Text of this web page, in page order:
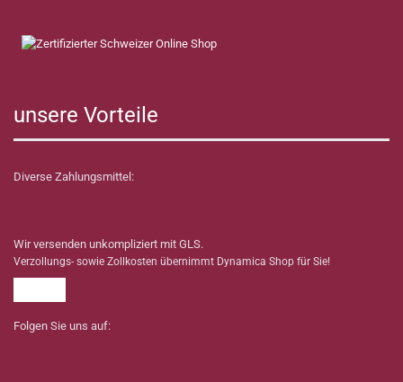
unsere Vorteile
Diverse Zahlungsmittel:
Wir versenden unkompliziert mit GLS.
Verzollungs- sowie Zollkosten übernimmt Dynamica Shop für Sie!
Folgen Sie uns auf: